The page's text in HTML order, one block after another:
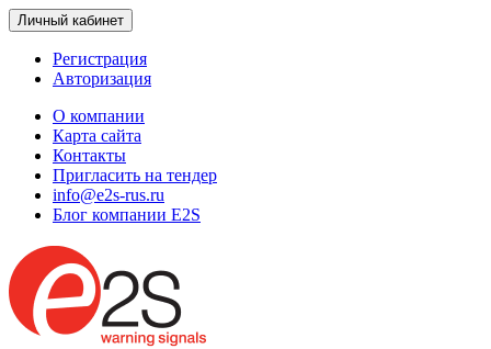
Личный кабинет
Регистрация
Авторизация
О компании
Карта сайта
Контакты
Пригласить на тендер
info@e2s-rus.ru
Блог компании E2S